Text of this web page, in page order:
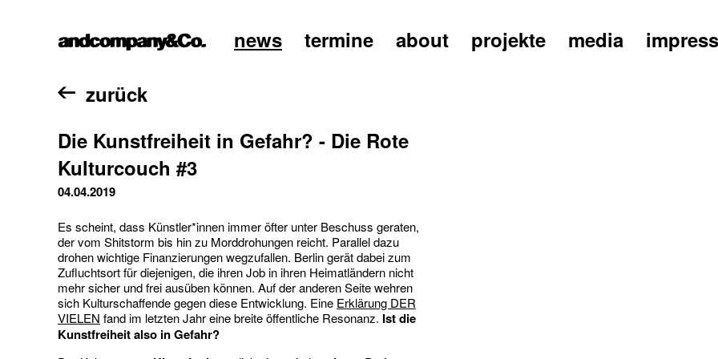
home news termine about projekte media
zurück
Die Kunstfreiheit in Gefahr? - Die Rote
Kulturcouch #3
04.04.2019
Es scheint, dass Künstler*innen immer öfter unter Beschuss geraten,
der vom Shitstorm bis hin zu Morddrohungen reicht. Parallel dazu
drohen wichtige Finanzierungen wegzufallen. Berlin gerät dabei zum
Zufluchtsort für diejenigen, die ihren Job in ihren Heimatländern nicht
mehr sicher und frei ausüben können. Auf der anderen Seite wehren
sich Kulturschaffende gegen diese Entwicklung. Eine Erklärung DER
VIELEN fand im letzten Jahr eine breite öffentliche Resonanz. Ist die
Kunstfreiheit also in Gefahr?